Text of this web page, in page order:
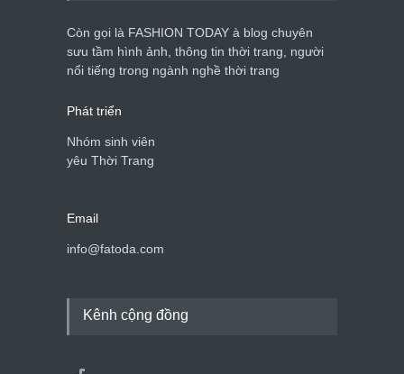
Còn gọi là FASHION TODAY à blog chuyên
sưu tầm hình ảnh, thông tin thời trang, người
nổi tiếng trong ngành nghề thời trang
Phát triển
Nhóm sinh viên
yêu Thời Trang
Email
info@fatoda.com
Kênh cộng đồng